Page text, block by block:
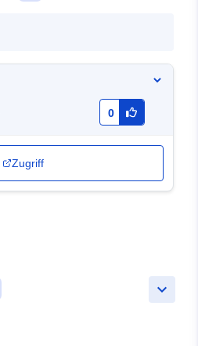
0
Zugriff
keyboard_arrow_down